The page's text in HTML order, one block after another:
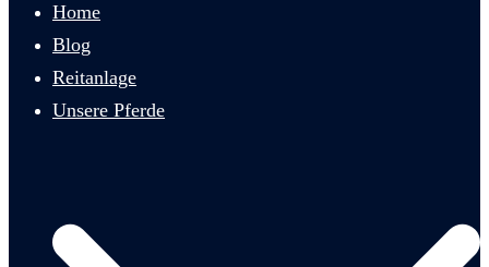
Home
Blog
Reitanlage
Unsere Pferde